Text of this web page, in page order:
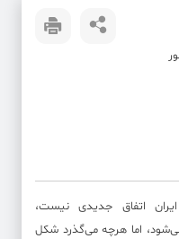
اتفاق جدیدی نیست،
اما هرچه می‌گذرد شکل